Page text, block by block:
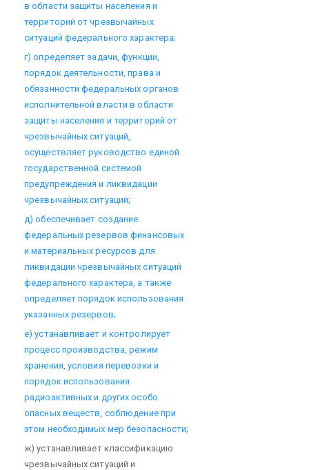
в области защиты населения и
территорий от чрезвычайных
ситуаций федерального характера;
г) определяет задачи, функции,
порядок деятельности, права и
обязанности федеральных органов
исполнительной власти в области
защиты населения и территорий от
чрезвычайных ситуаций,
осуществляет руководство единой
государственной системой
предупреждения и ликвидации
чрезвычайных ситуаций;
д) обеспечивает создание
федеральных резервов финансовых
и материальных ресурсов для
ликвидации чрезвычайных ситуаций
федерального характера, а также
определяет порядок использования
указанных резервов;
е) устанавливает и контролирует
процесс производства, режим
хранения, условия перевозки и
порядок использования
радиоактивных и других особо
опасных веществ, соблюдение при
этом необходимых мер безопасности;
ж) устанавливает классификацию
чрезвычайных ситуаций и